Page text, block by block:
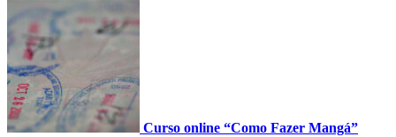
Curso online “Como Fazer Mangá”